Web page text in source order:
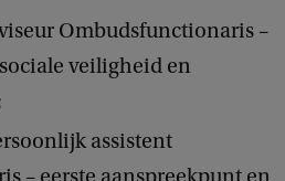
Ombudsfunctionaris –
veiligheid en
assistent